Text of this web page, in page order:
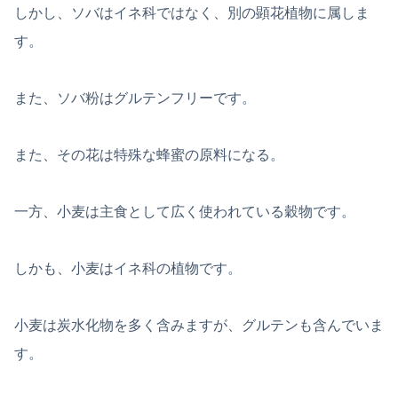
しかし、ソバはイネ科ではなく、別の顕花植物に属しま
す。
また、ソバ粉はグルテンフリーです。
また、その花は特殊な蜂蜜の原料になる。
一方、小麦は主食として広く使われている穀物です。
しかも、小麦はイネ科の植物です。
小麦は炭水化物を多く含みますが、グルテンも含んでいま
す。